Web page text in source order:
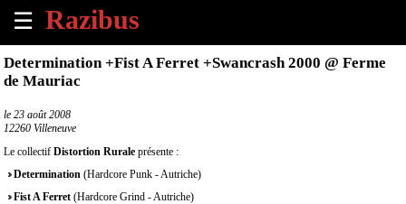
☰
×
Accueil
Tous
les
à
venir
Determination +Fist A Ferret +Swancrash 2000 @ Ferme
de Mauriac
le 23 août 2008
12260 Villeneuve
Le collectif Distortion Rurale présente :
Determination (Hardcore Punk - Autriche)
Fist A Ferret (Hardcore Grind - Autriche)